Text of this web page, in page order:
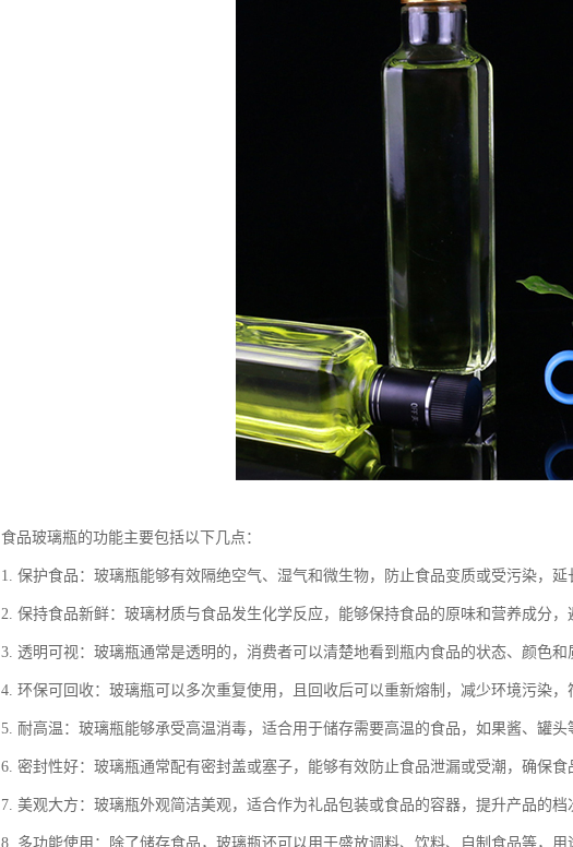
食品玻璃瓶的功能主要包括以下几点：
1. 保护食品：玻璃瓶能够有效隔绝空气、湿气和微生物，防止食品变质或受污染，
2. 保持食品新鲜：玻璃材质与食品发生化学反应，能够保持食品的原味和营养成分
3. 透明可视：玻璃瓶通常是透明的，消费者可以清楚地看到瓶内食品的状态、颜色
4. 环保可回收：玻璃瓶可以多次重复使用，且回收后可以重新熔制，减少环境污染
5. 耐高温：玻璃瓶能够承受高温消毒，适合用于储存需要高温的食品，如果酱、罐头
6. 密封性好：玻璃瓶通常配有密封盖或塞子，能够有效防止食品泄漏或受潮，确保食
7. 美观大方：玻璃瓶外观简洁美观，适合作为礼品包装或食品的容器，提升产品的档
8. 多功能使用：除了储存食品，玻璃瓶还可以用于盛放调料、饮料、自制食品等，用